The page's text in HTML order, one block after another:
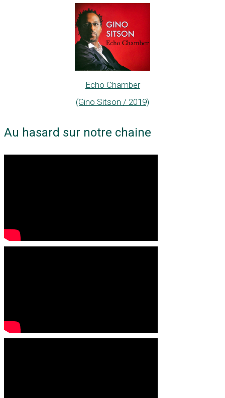
Echo Chamber
(Gino Sitson / 2019)
Au hasard sur notre chaine